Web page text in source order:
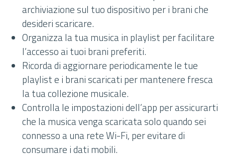
archiviazione sul tuo dispositivo per i brani che
desideri scaricare.
Organizza la tua musica in playlist per facilitare
l’accesso ai tuoi brani preferiti.
Ricorda di aggiornare periodicamente le tue
playlist e i brani scaricati per mantenere fresca
la tua collezione musicale.
Controlla le impostazioni dell’app per assicurarti
che la musica venga scaricata solo quando sei
connesso a una rete Wi-Fi, per evitare di
consumare i dati mobili.